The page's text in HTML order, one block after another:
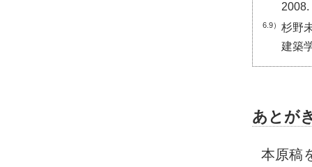
2008.
6.9）
杉野
建築
あとが
本原稿